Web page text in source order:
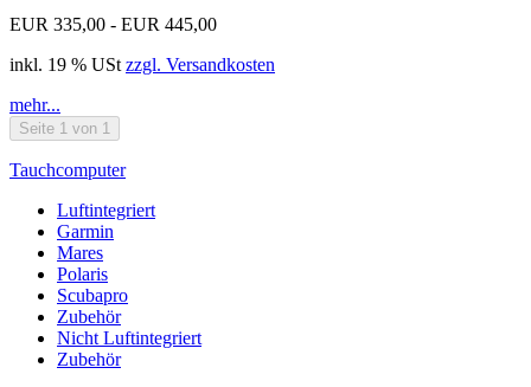
EUR 335,00 - EUR 445,00
inkl. 19 % USt zzgl. Versandkosten
mehr...
Seite 1 von 1
Tauchcomputer
Luftintegriert
Garmin
Mares
Polaris
Scubapro
Zubehör
Nicht Luftintegriert
Zubehör